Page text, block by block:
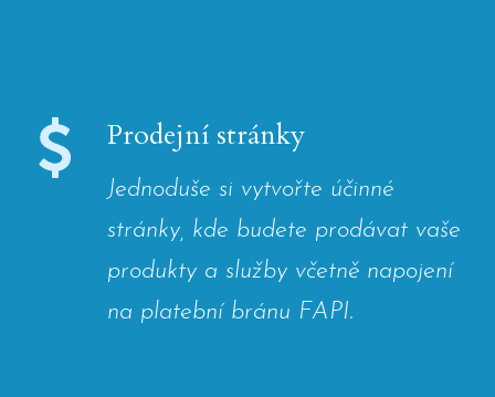
Prodejní stránky
Jednoduše si vytvořte účinné
stránky, kde budete prodávat vaše
produkty a služby včetně napojení
na platební bránu FAPI.